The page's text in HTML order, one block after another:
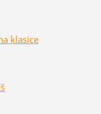
klasice